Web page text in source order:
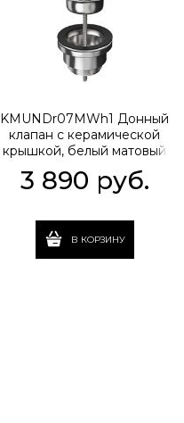
KMUNDr07MWh1 Донный
клапан с керамической
крышкой, белый матовый
3 890 руб.
В КОРЗИНУ